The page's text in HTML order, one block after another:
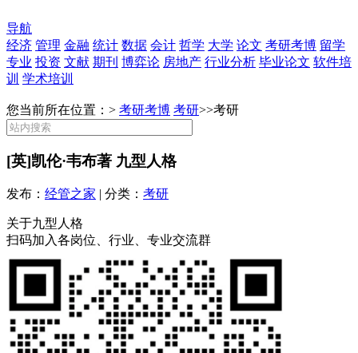
导航
经济 管理 金融 统计 数据 会计 哲学 大学 论文 考研考博 留学
专业 投资 文献 期刊 博弈论 房地产 行业分析 毕业论文 软件培
训 学术培训
您当前所在位置：> 考研考博 考研>>考研
[英]凯伦·韦布著 九型人格
发布： 经管之家 | 分类： 考研
关于九型人格
扫码加入各岗位、行业、专业交流群